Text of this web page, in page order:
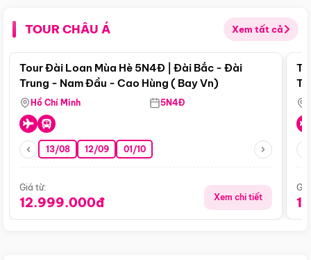
TOUR CHÂU Á Xem tất cả
Điểm nổi bật
Tour Đài Loan Mùa Hè 5N4Đ | Đài Bắc - Đài
Trung - Nam Đầu - Cao Hùng ( Bay Vn)
Hồ Chí Minh 5N4Đ
13/08 12/09 01/10
Giá từ:
12.999.000đ Xem chi tiết